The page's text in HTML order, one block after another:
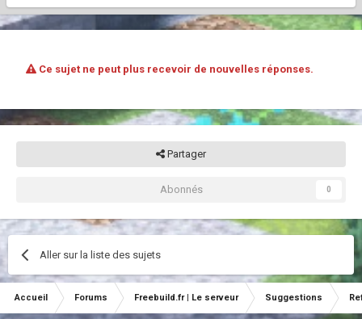
Ce sujet ne peut plus recevoir de nouvelles réponses.
Partager
Abonnés 0
Aller sur la liste des sujets
Accueil Forums Freebuild.fr | Le serveur Suggestions